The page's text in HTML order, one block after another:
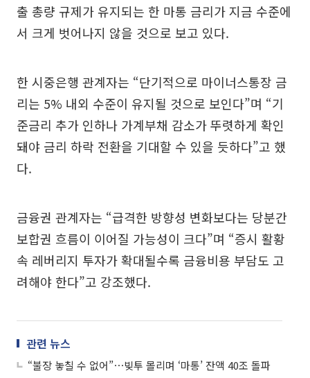
출 총량 규제가 유지되는 한 마통 금리가 지금 수준에
서 크게 벗어나지 않을 것으로 보고 있다.
한 시중은행 관계자는 “단기적으로 마이너스통장 금
리는 5% 내외 수준이 유지될 것으로 보인다”며 “기
준금리 추가 인하나 가계부채 감소가 뚜렷하게 확인
돼야 금리 하락 전환을 기대할 수 있을 듯하다”고 했
다.
금융권 관계자는 “급격한 방향성 변화보다는 당분간
보합권 흐름이 이어질 가능성이 크다”며 “증시 활황
속 레버리지 투자가 확대될수록 금융비용 부담도 고
려해야 한다”고 강조했다.
관련 뉴스
“불장 놓칠 수 없어”⋯빚투 몰리며 ‘마통’ 잔액 40조 돌파